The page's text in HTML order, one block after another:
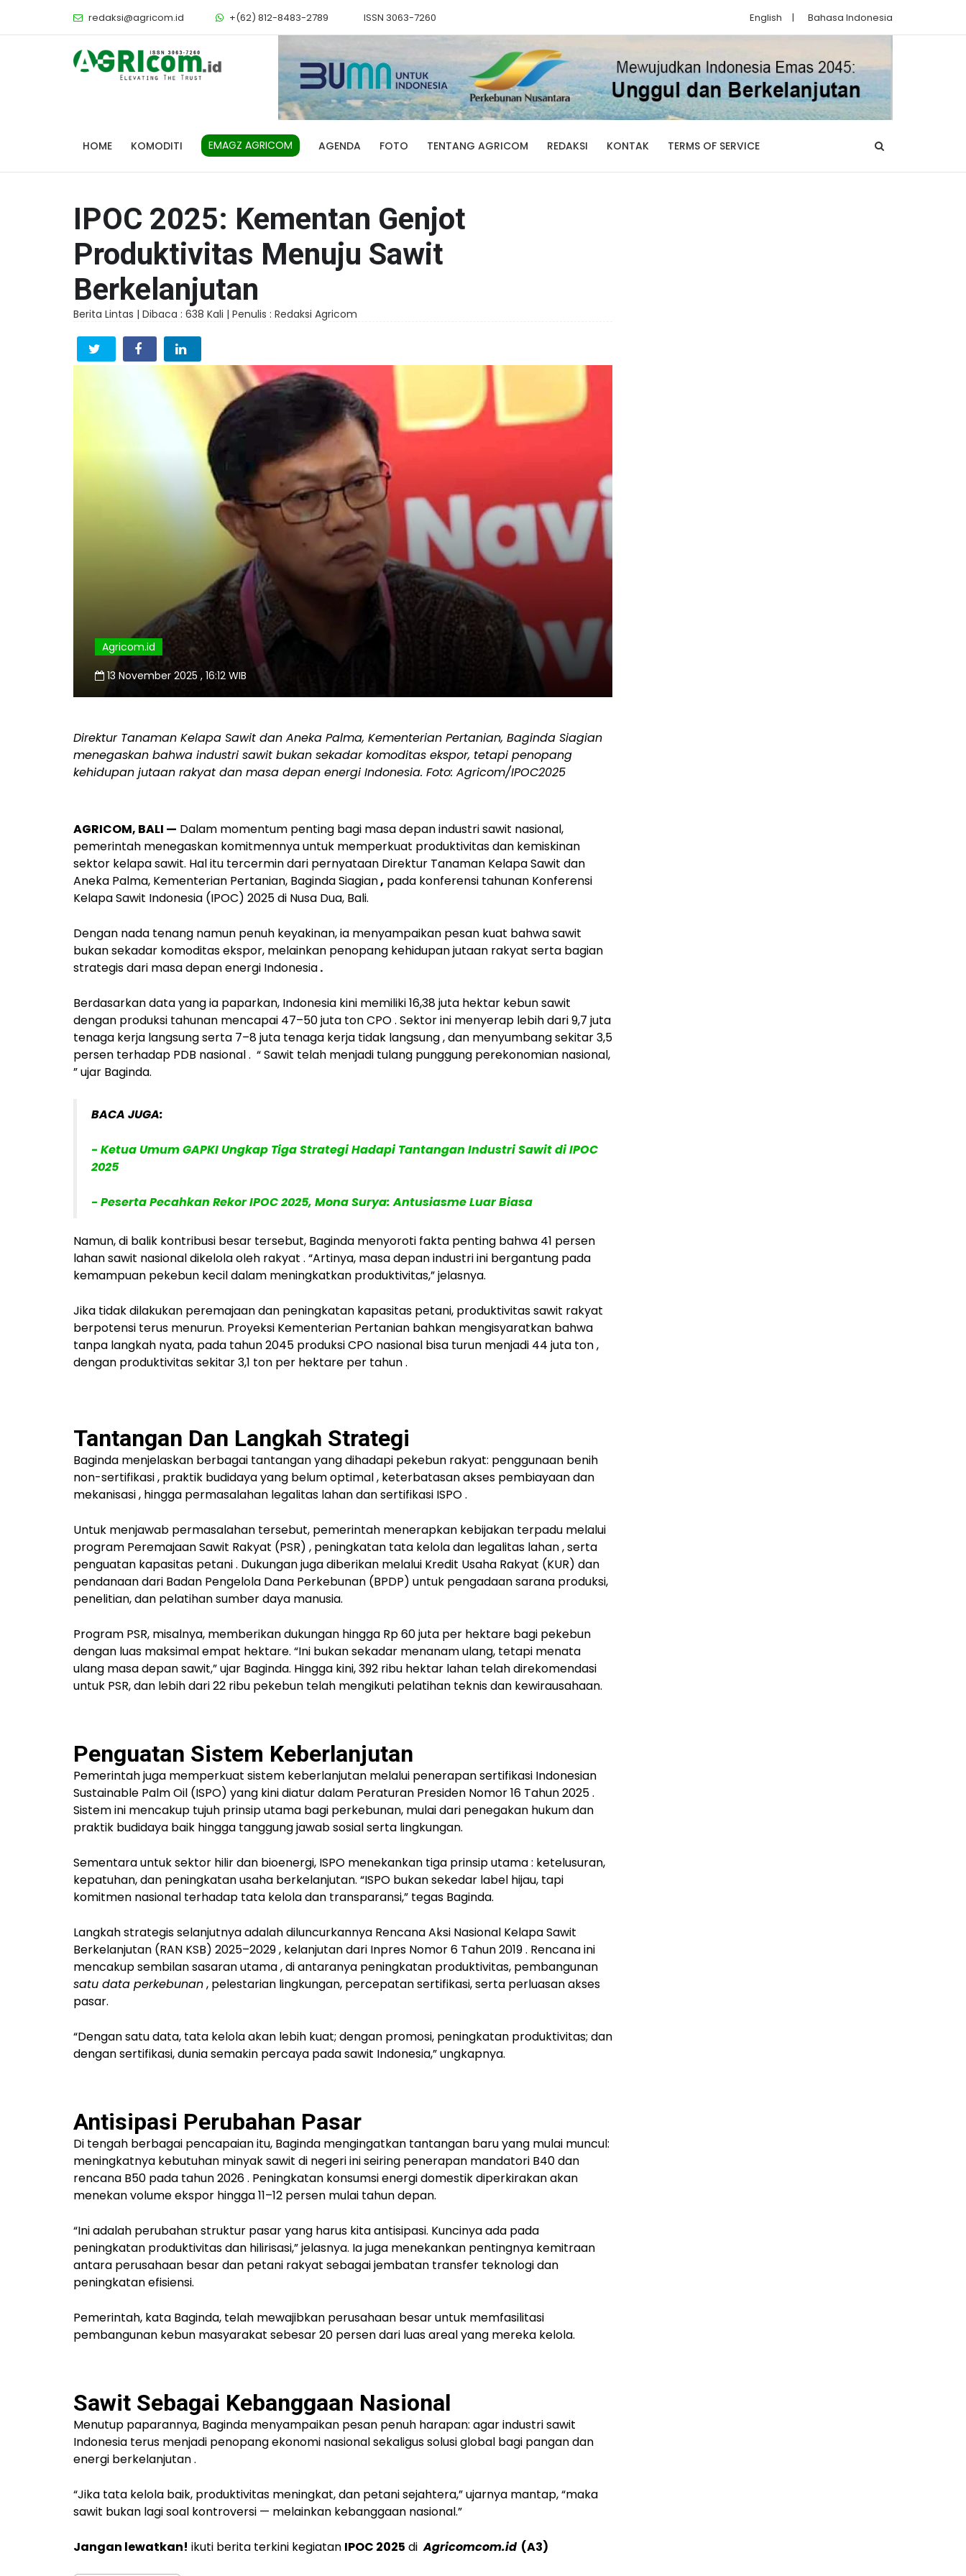
redaksi@agricom.id +(62) 812-8483-2789 ISSN 3063-7260 English | Bahasa Indonesia
HOME KOMODITI EMAGZ AGRICOM AGENDA FOTO TENTANG AGRICOM REDAKSI KONTAK TERMS OF SERVICE
IPOC 2025: Kementan Genjot
Produktivitas Menuju Sawit
Berkelanjutan
Berita Lintas | Dibaca : 638 Kali | Penulis : Redaksi Agricom
Agricom.id
13 November 2025 , 16:12 WIB
Direktur Tanaman Kelapa Sawit dan Aneka Palma, Kementerian Pertanian, Baginda Siagian
menegaskan bahwa industri sawit bukan sekadar komoditas ekspor, tetapi penopang
kehidupan jutaan rakyat dan masa depan energi Indonesia. Foto: Agricom/IPOC2025
AGRICOM, BALI — Dalam momentum penting bagi masa depan industri sawit nasional,
pemerintah menegaskan komitmennya untuk memperkuat produktivitas dan kemiskinan
sektor kelapa sawit. Hal itu tercermin dari pernyataan Direktur Tanaman Kelapa Sawit dan
Aneka Palma, Kementerian Pertanian, Baginda Siagian, pada konferensi tahunan Konferensi
Kelapa Sawit Indonesia (IPOC) 2025di Nusa Dua, Bali.
Dengan nada tenang namun penuh keyakinan, ia menyampaikan pesan kuat bahwasawit
bukan sekadar komoditas ekspor, melainkan penopang kehidupan jutaan rakyat serta bagian
strategis dari masa depan energi Indonesia.
Berdasarkan data yang ia paparkan, Indonesia kini memiliki16,38 juta hektar kebun sawit
dengan produksi tahunan mencapai 47–50 juta ton CPO. Sektor ini menyerap lebih dari 9,7 juta
tenaga kerja langsungserta 7–8 juta tenaga kerja tidak langsung, dan menyumbangsekitar 3,5
persen terhadap PDB nasional. “Sawit telah menjadi tulang punggung perekonomian nasional,
” ujar Baginda.
BACA JUGA:
- Ketua Umum GAPKI Ungkap Tiga Strategi Hadapi Tantangan Industri Sawit di IPOC
2025
- Peserta Pecahkan Rekor IPOC 2025, Mona Surya: Antusiasme Luar Biasa
Namun, di balik kontribusi besar tersebut, Baginda menyoroti fakta penting bahwa 41 persen
lahan sawit nasional dikelola oleh rakyat . “Artinya, masa depan industri ini bergantung pada
kemampuan pekebun kecil dalam meningkatkan produktivitas,” jelasnya.
Jika tidak dilakukan peremajaan dan peningkatan kapasitas petani, produktivitas sawit rakyat
berpotensi terus menurun. Proyeksi Kementerian Pertanian bahkan mengisyaratkan bahwa
tanpa langkah nyata, pada tahun 2045 produksi CPO nasional bisa turun menjadi 44 juta ton,
dengan produktivitas sekitar3,1 ton per hektare per tahun.
Tantangan Dan Langkah Strategi
Baginda menjelaskan berbagai tantangan yang dihadapi pekebun rakyat: penggunaan benih
non-sertifikasi, praktik budidaya yang belum optimal, keterbatasan akses pembiayaan dan
mekanisasi, hingga permasalahan legalitas lahan dan sertifikasi ISPO.
Untuk menjawab permasalahan tersebut, pemerintah menerapkan kebijakan terpadu melalui
program Peremajaan Sawit Rakyat (PSR) , peningkatan tata kelola dan legalitas lahan, serta
penguatan kapasitas petani. Dukungan juga diberikan melalui Kredit Usaha Rakyat (KUR) dan
pendanaan dari Badan Pengelola Dana Perkebunan (BPDP) untuk pengadaan sarana produksi,
penelitian, dan pelatihan sumber daya manusia.
Program PSR, misalnya, memberikandukungan hingga Rp 60 juta per hektare bagi pekebun
dengan luas maksimal empat hektare. “Ini bukan sekadar menanam ulang, tetapi menata
ulang masa depan sawit,” ujar Baginda. Hingga kini,392 ribu hektar lahan telah direkomendasi
untuk PSR, dan lebih dari 22 ribu pekebun telah mengikuti pelatihan teknis dan kewirausahaan.
Penguatan Sistem Keberlanjutan
Pemerintah juga memperkuat sistem keberlanjutan melalui penerapansertifikasi Indonesian
Sustainable Palm Oil (ISPO) yang kini diatur dalam Peraturan Presiden Nomor 16 Tahun 2025.
Sistem ini mencakup tujuh prinsip utama bagi perkebunan, mulai dari penegakan hukum dan
praktik budidaya baik hingga tanggung jawab sosial serta lingkungan.
Sementara untuk sektor hilir dan bioenergi, ISPO menekankan tiga prinsip utama: ketelusuran,
kepatuhan, dan peningkatan usaha berkelanjutan. “ISPO bukan sekedar label hijau, tapi
komitmen nasional terhadap tata kelola dan transparansi,” tegas Baginda.
Langkah strategis selanjutnya adalah diluncurkannya Rencana Aksi Nasional Kelapa Sawit
Berkelanjutan (RAN KSB) 2025–2029, kelanjutan dari Inpres Nomor 6 Tahun 2019. Rencana ini
mencakupsembilan sasaran utama, di antaranya peningkatan produktivitas, pembangunan
satu data perkebunan, pelestarian lingkungan, percepatan sertifikasi, serta perluasan akses
pasar.
“Dengan satu data, tata kelola akan lebih kuat; dengan promosi, peningkatan produktivitas; dan
dengan sertifikasi, dunia semakin percaya pada sawit Indonesia,” ungkapnya.
Antisipasi Perubahan Pasar
Di tengah berbagai pencapaian itu, Baginda mengingatkan tantangan baru yang mulai muncul:
meningkatnya kebutuhan minyak sawit di negeri iniseiring penerapan mandatori B40dan
rencana B50 pada tahun 2026. Peningkatan konsumsi energi domestik diperkirakan akan
menekan volume ekspor hingga 11–12 persen mulai tahun depan.
“Ini adalah perubahan struktur pasar yang harus kita antisipasi. Kuncinya ada pada
peningkatan produktivitas dan hilirisasi,” jelasnya. Ia juga menekankan pentingnya kemitraan
antara perusahaan besar dan petani rakyat sebagai jembatan transfer teknologi dan
peningkatan efisiensi.
Pemerintah, kata Baginda, telah mewajibkan perusahaan besar untuk memfasilitasi
pembangunan kebun masyarakat sebesar 20 persendari luas areal yang mereka kelola.
Sawit Sebagai Kebanggaan Nasional
Menutup paparannya, Baginda menyampaikan pesan penuh harapan: agar industri sawit
Indonesia terus menjadi penopang ekonomi nasionalsekaligussolusi global bagi pangan dan
energi berkelanjutan.
“Jika tata kelola baik, produktivitas meningkat, dan petani sejahtera,” ujarnya mantap, “maka
sawit bukan lagi soal kontroversi — melainkan kebanggaan nasional.”
Jangan lewatkan! ikuti berita terkini kegiatan IPOC 2025 diAgricomcom.id (A3)